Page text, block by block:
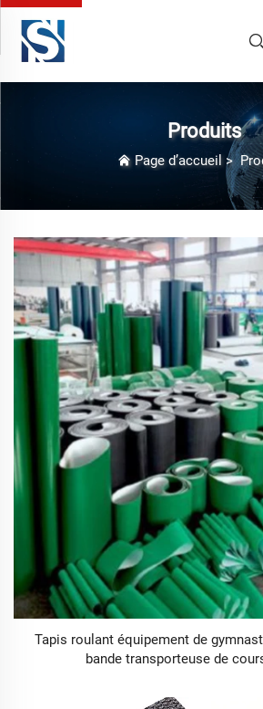
Produits
Page d’accueil >
Tapis roulant équipement de
bande transporteuse de